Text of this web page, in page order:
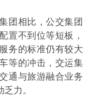
团相比，公交集团
置不到位等短板，
务的标准仍有较大
等的冲击，交运集
通与旅游融合业务
力。